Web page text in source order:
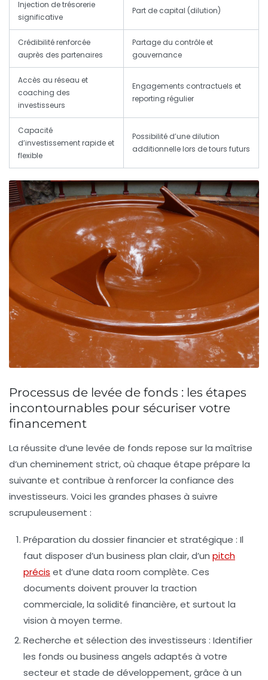
Injection de trésorerie
significative
Part de capital (dilution)
Crédibilité renforcée
auprès des partenaires
Partage du contrôle et
gouvernance
Accès au réseau et
coaching des
investisseurs
Engagements contractuels et
reporting régulier
Capacité
d’investissement rapide et
flexible
Possibilité d’une dilution
additionnelle lors de tours futurs
Processus de levée de fonds : les étapes
incontournables pour sécuriser votre
financement
La réussite d’une levée de fonds repose sur la maîtrise
d’un cheminement strict, où chaque étape prépare la
suivante et contribue à renforcer la confiance des
investisseurs. Voici les grandes phases à suivre
scrupuleusement :
Préparation du dossier financier et stratégique : Il
faut disposer d’un business plan clair, d’un pitch
précis et d’une data room complète. Ces
documents doivent prouver la traction
commerciale, la solidité financière, et surtout la
vision à moyen terme.
Recherche et sélection des investisseurs : Identifier
les fonds ou business angels adaptés à votre
secteur et stade de développement, grâce à un